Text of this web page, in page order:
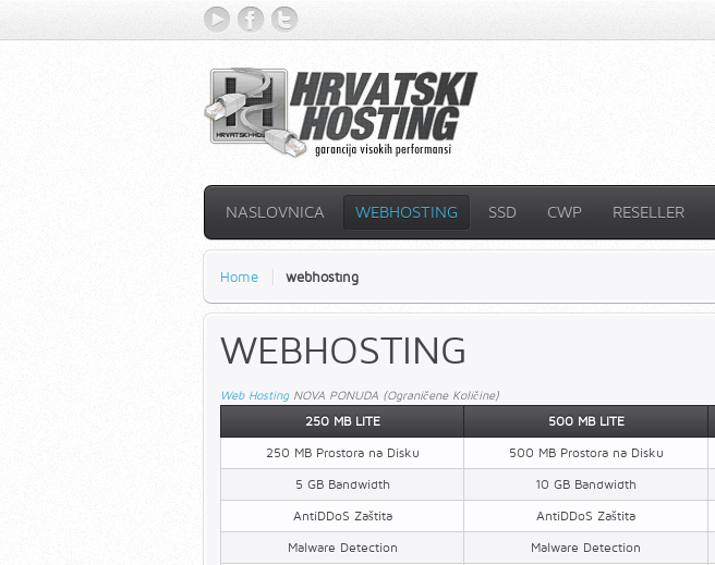
YouTubeFacebook
NASLOVNICA WEBHOSTING SSD CWP RESELLER
Home webhosting
WEBHOSTING
Web HostingNOVA PONUDA (Ograničene Količine)
250 MB LITE 500 MB LITE
250 MB Prostora na Disku 500 MB Prostora na Disku
5 GB Bandwidth
10 GB Bandwidth
AntiDDoS Zaštita
AntiDDoS Zaštita
Malware Detection
Malware Detection